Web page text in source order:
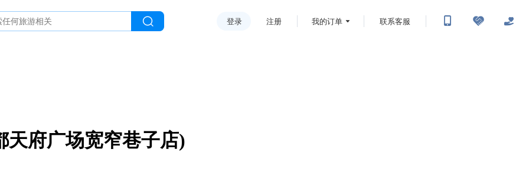
登录 注册 我的订单 联系客服
天府广场宽窄巷子店)